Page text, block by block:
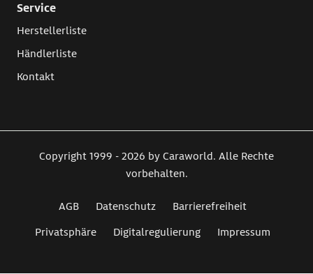
Service
Herstellerliste
Händlerliste
Kontakt
Copyright 1999 - 2026 by Caraworld. Alle Rechte
vorbehalten.
AGB Datenschutz
Barrierefreiheit
Privatsphäre
Digitalregulierung Impressum